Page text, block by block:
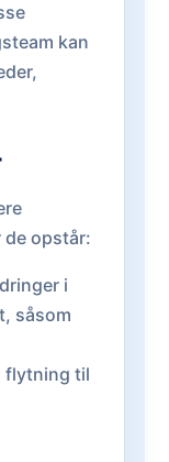
kan
opstår:
i
såsom
flytning til